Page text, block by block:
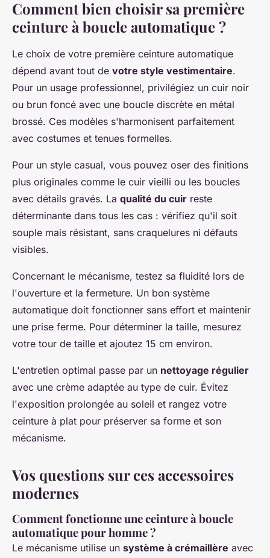
Comment bien choisir sa première
ceinture à boucle automatique ?
Le choix de votre première ceinture automatique
dépend avant tout de votre style vestimentaire.
Pour un usage professionnel, privilégiez un cuir noir
ou brun foncé avec une boucle discrète en métal
brossé. Ces modèles s'harmonisent parfaitement
avec costumes et tenues formelles.
Pour un style casual, vous pouvez oser des finitions
plus originales comme le cuir vieilli ou les boucles
avec détails gravés. La qualité du cuir reste
déterminante dans tous les cas : vérifiez qu'il soit
souple mais résistant, sans craquelures ni défauts
visibles.
Concernant le mécanisme, testez sa fluidité lors de
l'ouverture et la fermeture. Un bon système
automatique doit fonctionner sans effort et maintenir
une prise ferme. Pour déterminer la taille, mesurez
votre tour de taille et ajoutez 15 cm environ.
L'entretien optimal passe par un nettoyage régulier
avec une crème adaptée au type de cuir. Évitez
l'exposition prolongée au soleil et rangez votre
ceinture à plat pour préserver sa forme et son
mécanisme.
Vos questions sur ces accessoires
modernes
Comment fonctionne une ceinture à boucle
automatique pour homme ?
Le mécanisme utilise un système à crémaillère avec